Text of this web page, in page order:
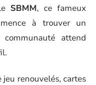
SBMM, ce fameux
à trouver un
attend
jeu renouvelés, cartes